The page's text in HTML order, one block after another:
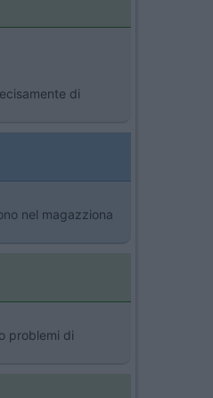
di
nel magazziona
problemi di